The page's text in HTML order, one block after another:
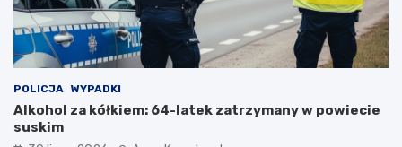
POLICJA WYPADKI
Alkohol za kółkiem: 64-latek zatrzymany w powiecie
suskim